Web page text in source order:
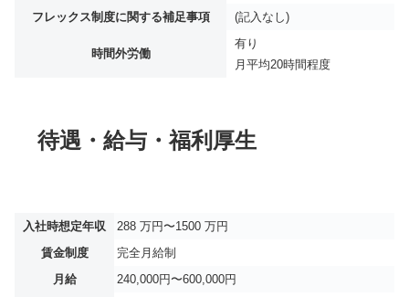
フレックス制度に関する補足事項
(記入なし)
時間外労働
有り
月平均20時間程度
待遇・給与・福利厚生
入社時想定年収
288 万円〜1500 万円
賃金制度
完全月給制
月給
240,000円〜600,000円